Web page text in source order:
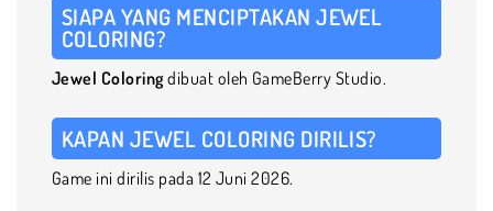
SIAPA YANG MENCIPTAKAN JEWEL
COLORING?
Jewel Coloringdibuat oleh GameBerry Studio.
KAPAN JEWEL COLORING DIRILIS?
Game ini dirilis pada 12 Juni 2026.